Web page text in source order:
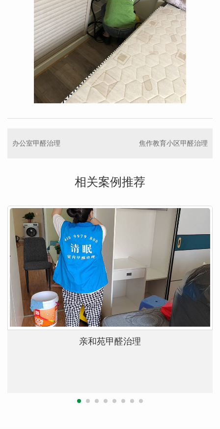
办公室甲醛治理 焦作教育小区甲醛治理
相关案例推荐
亲和苑甲醛治理